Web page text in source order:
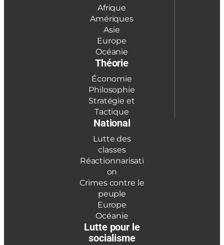
Afrique
Amériques
Asie
Europe
Océanie
Théorie
Économie
Philosophie
Stratégie et
Tactique
National
Lutte des
classes
Réactionnarisati
on
Crimes contre le
peuple
Europe
Océanie
Lutte pour le
socialisme